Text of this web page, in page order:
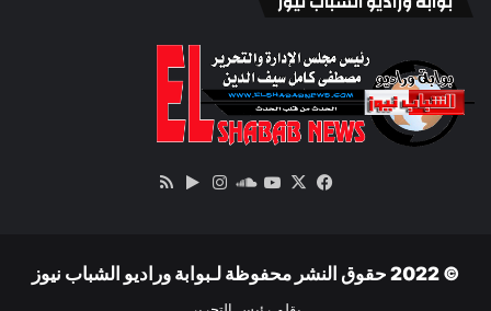
فيسبوك
‫X
‫YouTube
ساوندانستقرام‏Google
© 2022 حقوق النشر محفوظة لـبوابة وراديو الشباب نيوز